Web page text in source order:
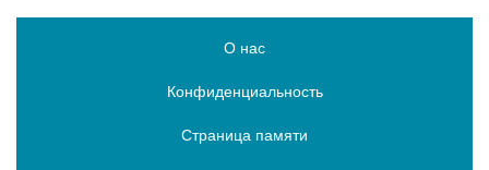
О нас
Конфиденциальность
Страница памяти